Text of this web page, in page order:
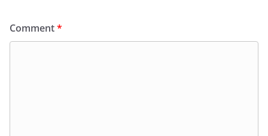
Comment*